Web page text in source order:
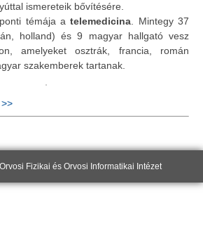
ismereteik bővítésére.
témája atelemedicina . Mintegy 37
holland) és 9 magyar hallgató vesz
amelyeket osztrák, francia, román
szakemberek tartanak.
Fizikai és Orvosi Informatikai Intézet